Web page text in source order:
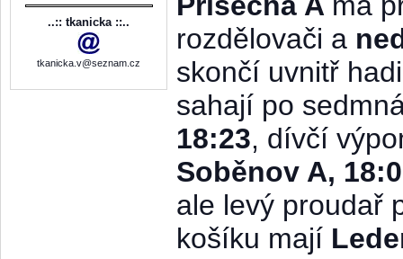
..:: tkanicka ::..
tkanicka.v@seznam.cz
rozdělovači a
skončí uvnitř
sahají po
18:23, dívčí
Soběnov A,
ale levý proudař
košíku mají